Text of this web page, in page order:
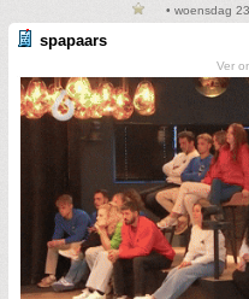
• woensdag
spapaars
Ver